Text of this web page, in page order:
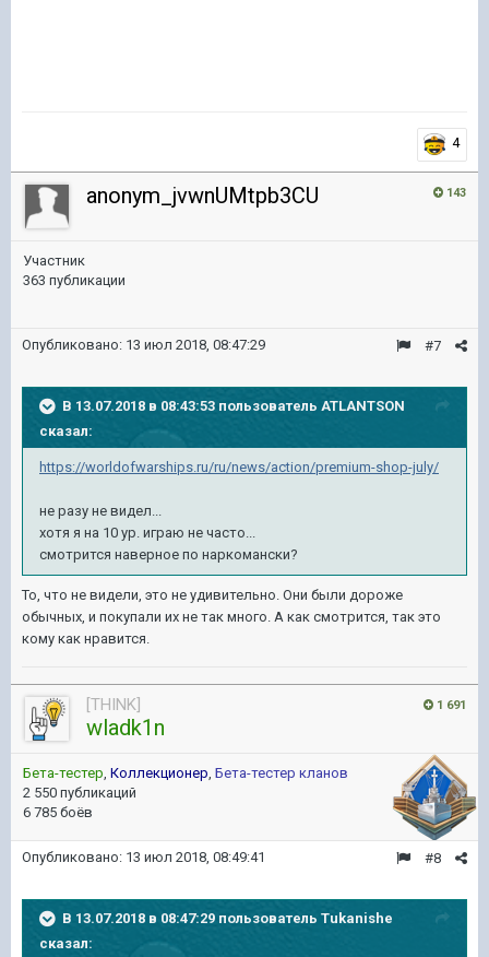
4
143
anonym_jvwnUMtpb3CU
Участник
363 публикации
#7
Опубликовано: 13 июл 2018, 08:47:29
В 13.07.2018 в 08:43:53 пользователь ATLANTSON
сказал:
https://worldofwarships.ru/ru/news/action/premium-shop-july/
не разу не видел...
хотя я на 10 ур. играю не часто...
смотрится наверное по наркомански?
То, что не видели, это не удивительно. Они были дороже
обычных, и покупали их не так много. А как смотрится, так это
кому как нравится.
1 691
[THINK]
wladk1n
Бета-тестер, Коллекционер, Бета-тестер кланов
2 550 публикаций
6 785 боёв
#8
Опубликовано: 13 июл 2018, 08:49:41
В 13.07.2018 в 08:47:29 пользователь Tukanishe
сказал: